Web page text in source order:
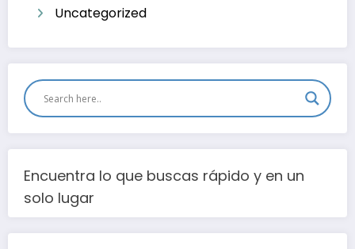
Uncategorized
Encuentra lo que buscas rápido y en un
solo lugar